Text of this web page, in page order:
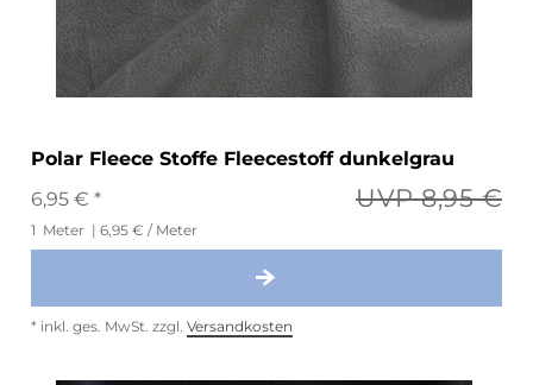
Polar Fleece Stoffe Fleecestoff dunkelgrau
UVP 8,95 €
6,95 € *
1 Meter | 6,95 € / Meter
* inkl. ges. MwSt. zzgl. Versandkosten